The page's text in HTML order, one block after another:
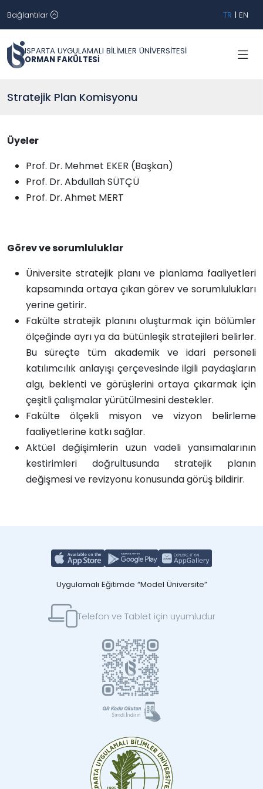
Bağlantılar TR | EN
ISPARTA UYGULAMALI BİLİMLER ÜNİVERSİTESİ
ORMAN FAKÜLTESİ
Stratejik Plan Komisyonu
Üyeler
Prof. Dr. Mehmet EKER (Başkan)
Prof. Dr. Abdullah SÜTÇÜ
Prof. Dr. Ahmet MERT
Görev ve sorumluluklar
Üniversite stratejik planı ve planlama faaliyetleri
kapsamında ortaya çıkan görev ve sorumlulukları
yerine getirir.
Fakülte stratejik planını oluşturmak için bölümler
ölçeğinde ayrı ya da bütünleşik stratejileri belirler.
Bu süreçte tüm akademik ve idari personeli
katılımcılık anlayışı çerçevesinde ilgili paydaşların
algı, beklenti ve görüşlerini ortaya çıkarmak için
çeşitli çalışmalar yürütülmesini destekler.
Fakülte ölçekli misyon ve vizyon belirleme
faaliyetlerine katkı sağlar.
Aktüel değişimlerin uzun vadeli yansımalarının
kestirimleri doğrultusunda stratejik planın
değişmesi ve revizyonu konusunda görüş bildirir.
Uygulamalı Eğitimde “Model Üniversite”
Telefon ve Tablet için uyumludur